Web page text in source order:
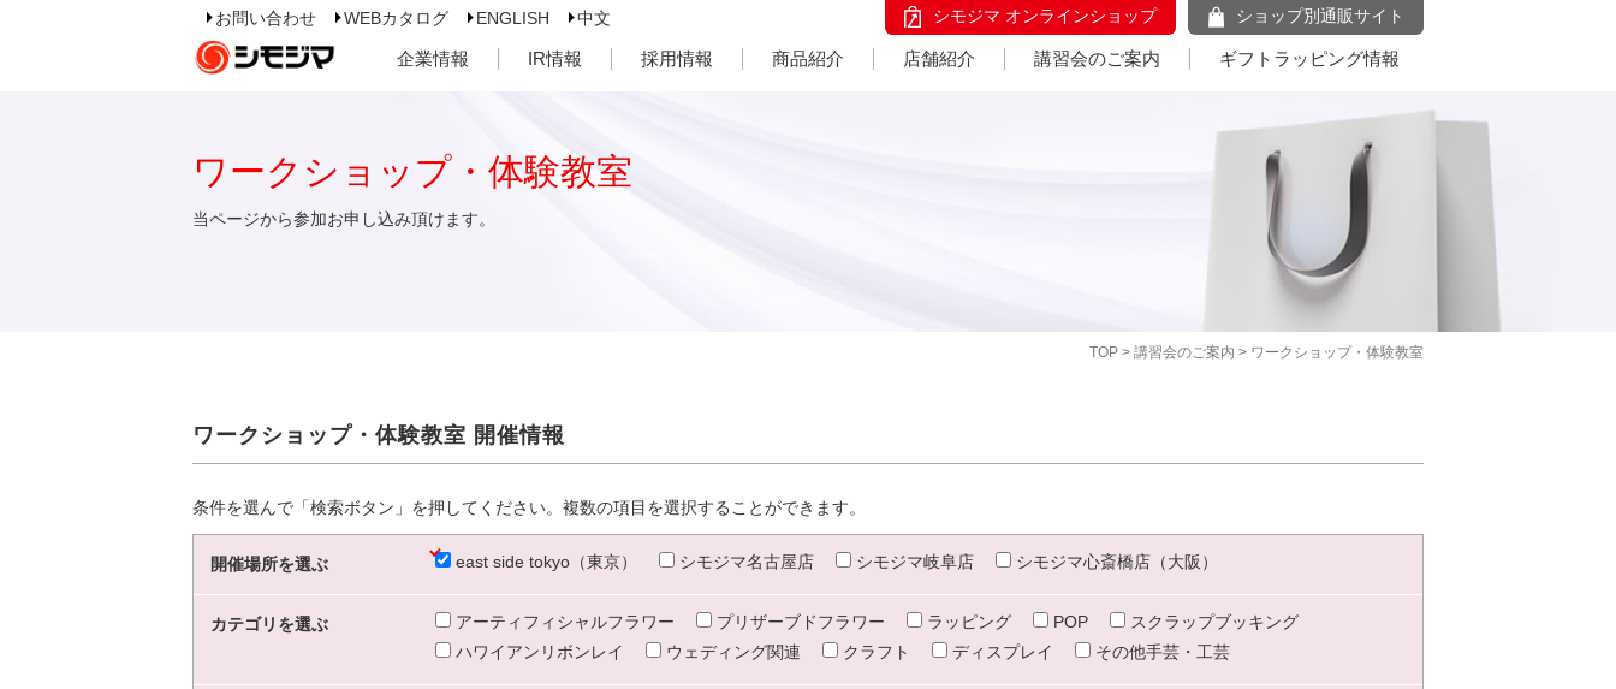
お問い合わせ WEBカタログ ENGLISH 中文 シモジマ オンラインショップ ショップ別通販サイト
企業情報 IR情報 採用情報 商品紹介 店舗紹介 講習会のご案内 ギフトラッピング情報
TOP > 講習会のご案内 > ワークショップ・体験教室
ワークショップ・体験教室
当ページから参加お申し込み頂けます。
ワークショップ・体験教室 開催情報
条件を選んで「検索ボタン」を押してください。複数の項目を選択することができます。
開催場所を選ぶ east side tokyo（東京） シモジマ名古屋店 シモジマ岐阜店 シモジマ心斎橋店（大阪）
カテゴリを選ぶ アーティフィシャルフラワー プリザーブドフラワー ラッピング POP
スクラップブッキング
ハワイアンリボンレイ
ウェディング関連 クラフト ディスプレイ その他手芸・工芸